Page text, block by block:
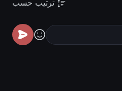
ترتيب حسب